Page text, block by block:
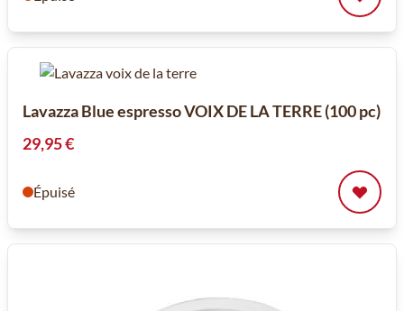
Lavazza Blue espresso VOIX DE LA TERRE (100 pc)
29,95 €
Épuisé